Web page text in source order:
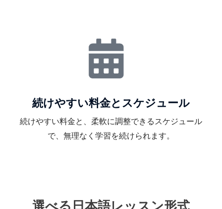
続けやすい料金とスケジュール
続けやすい料金と、柔軟に調整できるスケジュール
で、無理なく学習を続けられます。
選べる日本語レッスン形式